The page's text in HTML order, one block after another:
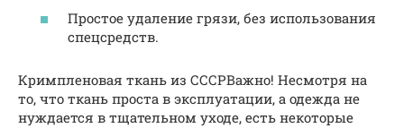
Простое удаление грязи, без использования
спецсредств.
Кримпленовая ткань из СССРВажно! Несмотря на
то, что ткань проста в эксплуатации, а одежда не
нуждается в тщательном уходе, есть некоторые